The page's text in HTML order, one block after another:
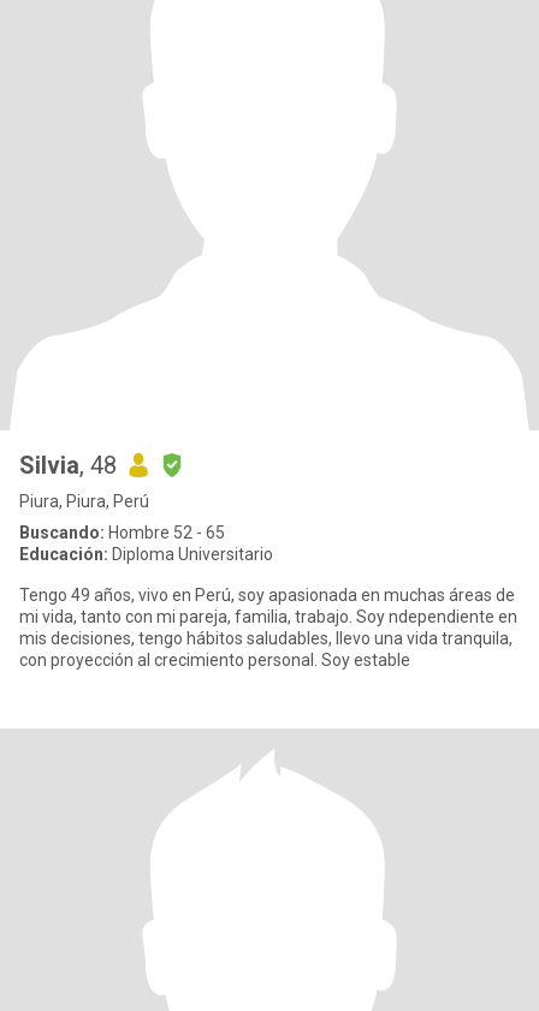
Silvia, 48
Piura, Piura, Perú
Buscando: Hombre 52 - 65
Educación: Diploma Universitario
Tengo 49 años, vivo en Perú, soy apasionada en muchas áreas de
mi vida, tanto con mi pareja, familia, trabajo. Soy ndependiente en
mis decisiones, tengo hábitos saludables, llevo una vida tranquila,
con proyección al crecimiento personal. Soy estable